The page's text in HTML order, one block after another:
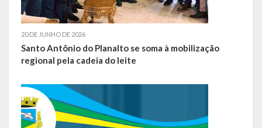
Repasses e Transferências
20 DE JUNHO DE 2026
Santo Antônio do Planalto se soma à mobilização
regional pela cadeia do leite